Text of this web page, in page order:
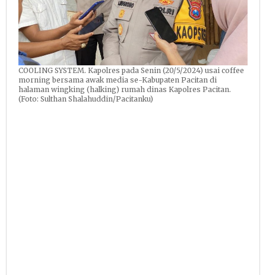
COOLING SYSTEM. Kapolres pada Senin (20/5/2024) usai coffee
morning bersama awak media se-Kabupaten Pacitan di
halaman wingking (halking) rumah dinas Kapolres Pacitan.
(Foto: Sulthan Shalahuddin/Pacitanku)